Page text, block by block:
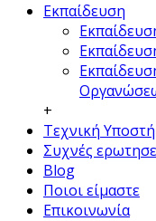
Εκπαίδευση
+
Τεχνική
Συχνές
Blog
Ποιοι είμαστε
Επικοινωνία